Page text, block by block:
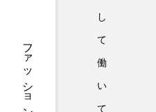
し
て
働
い
て